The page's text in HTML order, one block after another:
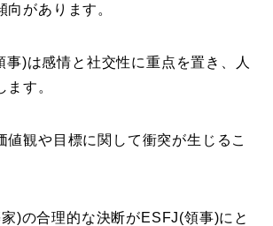
向があります。
事)は感情と社交性に重点を置き、人
ます。
値観や目標に関して衝突が生じるこ
)の合理的な決断がESFJ(領事)にと